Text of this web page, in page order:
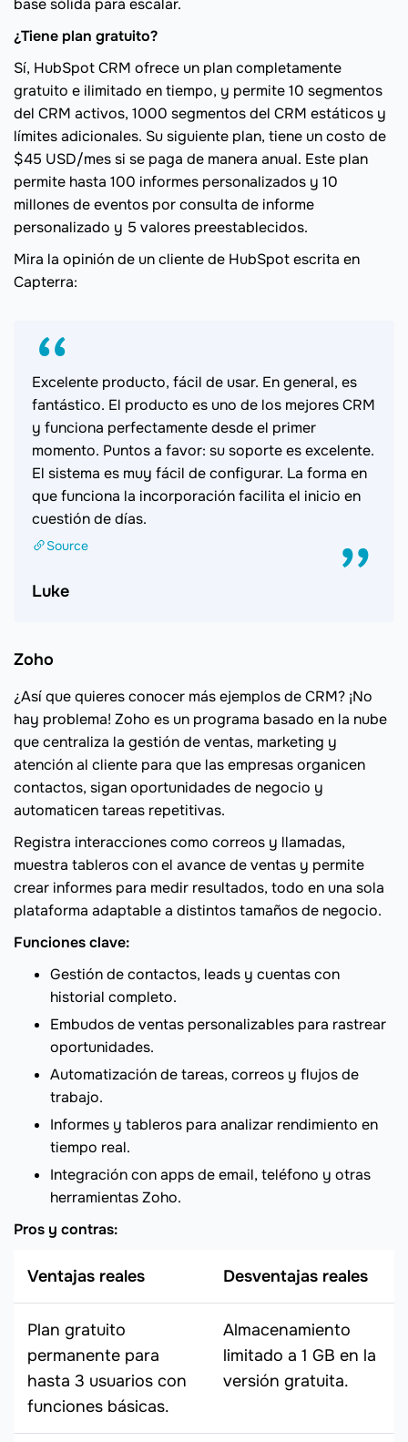
base sólida para escalar.
¿Tiene plan gratuito?
Sí, HubSpot CRM ofrece un plan completamente
gratuito e ilimitado en tiempo, y permite 10 segmentos
del CRM activos, 1000 segmentos del CRM estáticos y
límites adicionales. Su siguiente plan, tiene un costo de
$45 USD/mes si se paga de manera anual. Este plan
permite hasta 100 informes personalizados y 10
millones de eventos por consulta de informe
personalizado y 5 valores preestablecidos.
Mira la opinión de un cliente de HubSpot escrita en
Capterra:
Excelente producto, fácil de usar. En general, es
fantástico. El producto es uno de los mejores CRM
y funciona perfectamente desde el primer
momento. Puntos a favor: su soporte es excelente.
El sistema es muy fácil de configurar. La forma en
que funciona la incorporación facilita el inicio en
cuestión de días.
Source
Luke
Zoho
¿Así que quieres conocer más ejemplos de CRM? ¡No
hay problema! Zoho es un programa basado en la nube
que centraliza la gestión de ventas, marketing y
atención al cliente para que las empresas organicen
contactos, sigan oportunidades de negocio y
automaticen tareas repetitivas.
Registra interacciones como correos y llamadas,
muestra tableros con el avance de ventas y permite
crear informes para medir resultados, todo en una sola
plataforma adaptable a distintos tamaños de negocio.
Funciones clave:
Gestión de contactos, leads y cuentas con
historial completo.
Embudos de ventas personalizables para rastrear
oportunidades.
Automatización de tareas, correos y flujos de
trabajo.
Informes y tableros para analizar rendimiento en
tiempo real.
Integración con apps de email, teléfono y otras
herramientas Zoho.
Pros y contras:
Ventajas reales Desventajas reales
Plan gratuito
permanente para
hasta 3 usuarios con
funciones básicas.
Almacenamiento
limitado a 1 GB en la
versión gratuita.